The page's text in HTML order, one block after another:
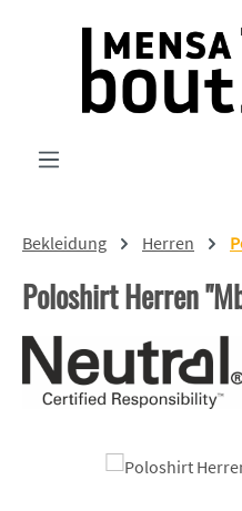
Zum Hauptinhalt springen
Bekleidung Herren
Poloshirt Herren
Bildergalerie überspringen